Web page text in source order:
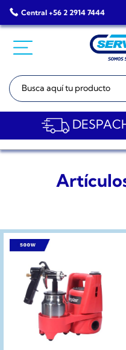
Saltar
al
Central +56 2 2914 7444
Buscar: